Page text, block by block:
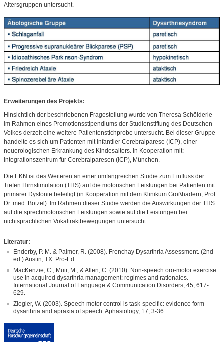
Altersgruppen untersucht.
Erweiterungen des Projekts:
Hinsichtlich der beschriebenen Fragestellung wurde von Theresa Schölderle
im Rahmen eines Promotionsstipendiums der Studienstiftung des Deutschen
Volkes derzeit eine weitere Patientenstichprobe untersucht. Bei dieser Gruppe
handelte es sich um Patienten mit infantiler Cerebralparese (ICP), einer
neuerologischen Erkrankung des Kindesalters. In Kooperation mit:
Integrationszentrum für Cerebralparesen (ICP), München.
Die EKN ist des Weiteren an einer umfangreichen Studie zum Einfluss der
Tiefen Hirnstimulation (THS) auf die motorischen Leistungen bei Patienten mit
primärer Dystonie beteiligt (in Kooperation mit dem Klinikum Großhadern, Prof.
Dr. med. Bötzel). Im Rahmen dieser Studie werden die Auswirkungen der THS
auf die sprechmotorischen Leistungen sowie auf die Leistungen bei
nichtsprachlichen Vokaltraktbewegungen untersucht.
Literatur:
Enderby, P. M. & Palmer, R. (2008). Frenchay Dysarthria Assessment. (2nd
ed.) Austin, TX: Pro-Ed.
MacKenzie, C., Muir, M., & Allen, C. (2010). Non-speech oro-motor exercise
use in acquired dysarthria management: regimes and rationales.
International Journal of Language & Communication Disorders, 45, 617-
629.
Ziegler, W. (2003). Speech motor control is task-specific: evidence form
dysarthria and apraxia of speech. Aphasiology, 17, 3-36.